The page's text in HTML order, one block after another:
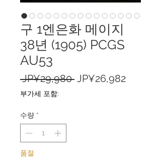
구 1엔은화 메이지
38년 (1905) PCGS
AU53
JP¥29,980 일
JP¥26,982할
부가세 포함:
수량 *
품절